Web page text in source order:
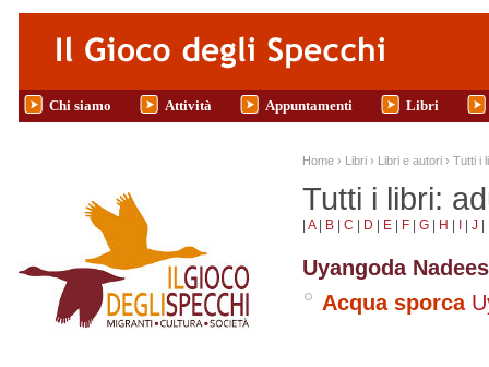
Salta al contenuto principale
Chi siamo Attività Appuntamenti Libri
Tu sei qui
Home › Libri › Libri e autori › Tutti i
Tutti i libri:
| A | B | C | D | E | F | G | H | I | J |
Uyangoda
Acqua sporca